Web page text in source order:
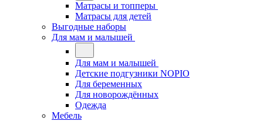
Матрасы и топперы
Матрасы для детей
Выгодные наборы
Для мам и малышей
Для мам и малышей
Детские подгузники NOPIO
Для беременных
Для новорождённых
Одежда
Мебель